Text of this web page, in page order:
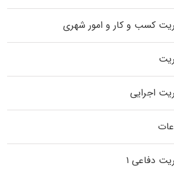
کسب و کار و امور شهری
اجرایی
دفاعی ۱